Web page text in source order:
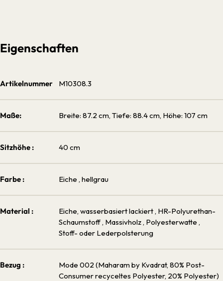
Eigenschaften
Artikelnummer M10308.3
Maße: Breite: 87.2 cm, Tiefe: 88.4 cm, Höhe: 107 cm
Sitzhöhe : 40 cm
Farbe : Eiche , hellgrau
Material : Eiche, wasserbasiert lackiert , HR-Polyurethan-
Schaumstoff , Massivholz , Polyesterwatte ,
Stoff- oder Lederpolsterung
Bezug :
Mode 002 (Maharam by Kvadrat, 80% Post-
Consumer recyceltes Polyester, 20% Polyester)